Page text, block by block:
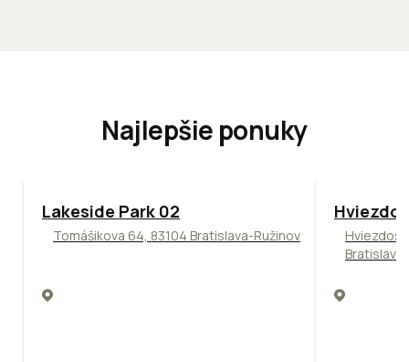
Najlepšie ponuky
ODPORÚČAME
Lakeside Park 02
Tomášikova 64, 83104 Bratislava-Ružinov